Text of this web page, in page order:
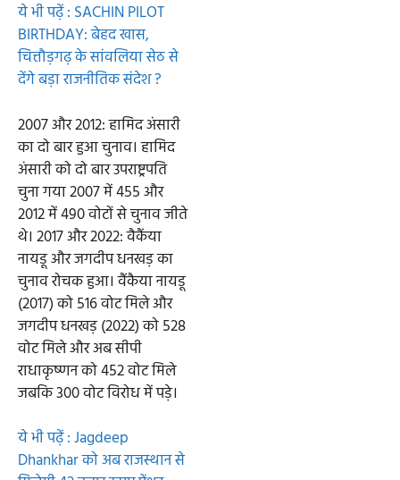
ये भी पढ़ें : SACHIN PILOT
BIRTHDAY: बेहद खास,
चित्तौड़गढ़ के सांवलिया सेठ से
देंगे बड़ा राजनीतिक संदेश ?
2007 और 2012: हामिद अंसारी
का दो बार हुआ चुनाव। हामिद
अंसारी को दो बार उपराष्ट्रपति
चुना गया 2007 में 455 और
2012 में 490 वोटों से चुनाव जीते
थे। 2017 और 2022: वैकैंया
नायडू और जगदीप धनखड़ का
चुनाव रोचक हुआ। वैंकैया नायडू
(2017) को 516 वोट मिले और
जगदीप धनखड़ (2022) को 528
वोट मिले और अब सीपी
राधाकृष्णन को 452 वोट मिले
जबकि 300 वोट विरोध में पड़े।
ये भी पढ़ें : Jagdeep
Dhankhar को अब राजस्थान से